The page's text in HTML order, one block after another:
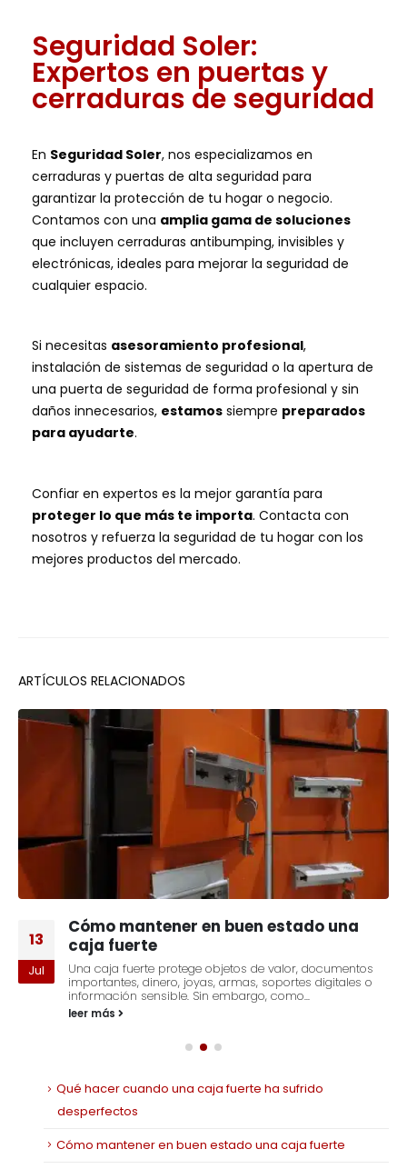
Seguridad Soler:
Expertos en puertas y
cerraduras de seguridad
En Seguridad Soler, nos especializamos en
cerraduras y puertas de alta seguridad para
garantizar la protección de tu hogar o negocio.
Contamos con una amplia gama de soluciones
que incluyen cerraduras antibumping, invisibles y
electrónicas, ideales para mejorar la seguridad de
cualquier espacio.
Si necesitas asesoramiento profesional,
instalación de sistemas de seguridad o la apertura de
una puerta de seguridad de forma profesional y sin
daños innecesarios, estamos siempre preparados
para ayudarte.
Confiar en expertos es la mejor garantía para
proteger lo que más te importa. Contacta con
nosotros y refuerza la seguridad de tu hogar con los
mejores productos del mercado.
ARTÍCULOS RELACIONADOS
13
Jul
Cómo mantener en buen estado una
caja fuerte
Una caja fuerte protege objetos de valor, documentos
importantes, dinero, joyas, armas, soportes digitales o
información sensible. Sin embargo, como...
leer más
Qué hacer cuando una caja fuerte ha sufrido
desperfectos
Cómo mantener en buen estado una caja fuerte